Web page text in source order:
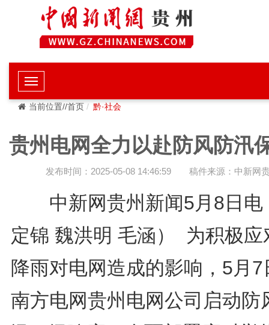
当前位置//首页 黔·社会
贵州电网全力以赴防风防汛
发布时间：2025-05-08 14:46:59 稿件来源：中新网
中新网贵州新闻5月8日电
定锦 魏洪明 毛涵） 为积极应
降雨对电网造成的影响，5月7
南方电网贵州电网公司启动防